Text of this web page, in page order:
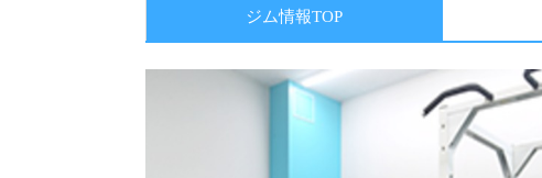
ジム情報TOP